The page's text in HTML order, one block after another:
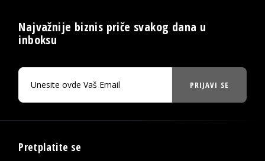
Najvažnije biznis priče svakog dana u
inboksu
PRIJAVI SE
Pretplatite se